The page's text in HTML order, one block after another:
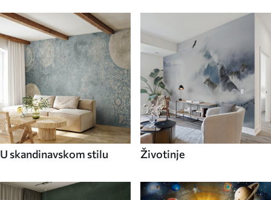
U skandinavskom stilu Životinje